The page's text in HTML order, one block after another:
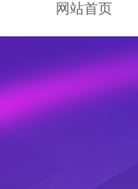
网站首页